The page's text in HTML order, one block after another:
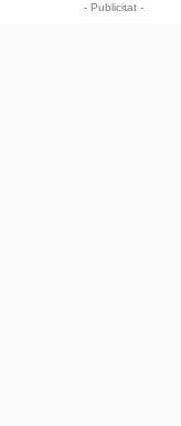
- Publicitat -